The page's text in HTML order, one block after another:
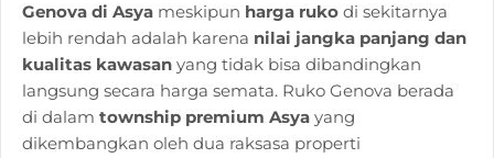
Genova di Asya meskipun harga ruko di sekitarnya
lebih rendah adalah karena nilai jangka panjang dan
kualitas kawasan yang tidak bisa dibandingkan
langsung secara harga semata. Ruko Genova berada
di dalamtownship premium Asya yang
dikembangkan oleh dua raksasa properti